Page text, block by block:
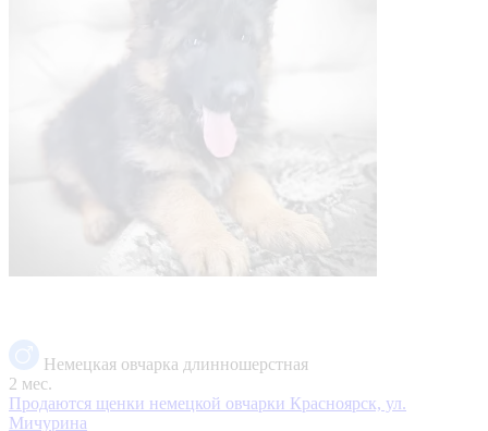
Немецкая овчарка длинношерстная
2 мес.
Продаются щенки немецкой овчарки Красноярск, ул.
Мичурина